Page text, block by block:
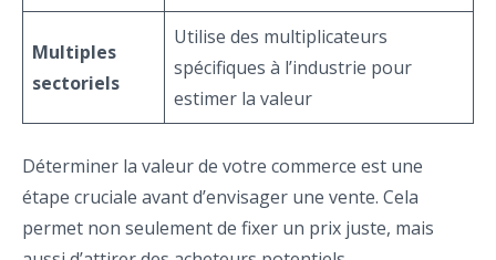
Multiples
sectoriels
Utilise des multiplicateurs
spécifiques à l’industrie pour
estimer la valeur
Déterminer la valeur de votre commerce est une
étape cruciale avant d’envisager une vente. Cela
permet non seulement de fixer un prix juste, mais